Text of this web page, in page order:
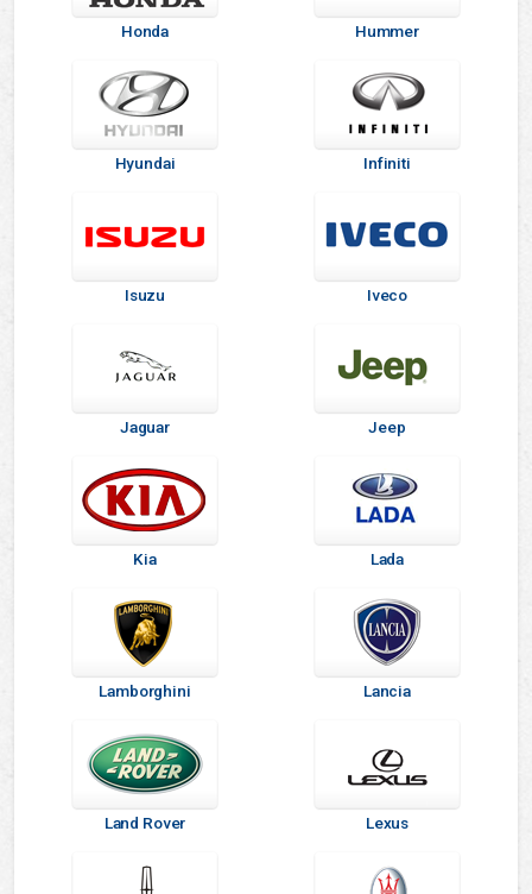
Honda Hummer
Hyundai Infiniti
Isuzu Iveco
Jaguar Jeep
Kia Lada
Lamborghini Lancia
Land Rover Lexus